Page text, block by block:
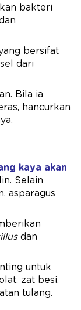
bakteri
bersifat
dari
Bila ia
hancurkan
kaya akan
Selain
asparagus
dan
untuk
zat besi,
tulang.